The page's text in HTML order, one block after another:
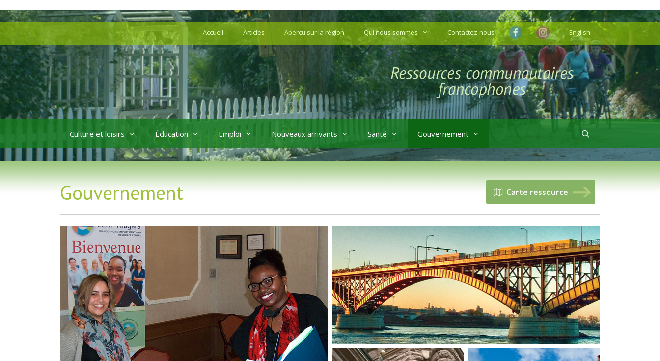
Aller
Aller
Accueil Articles Aperçu sur la région Qui nous sommes Contactez-nous English
Culture et loisirs Éducation Emploi Nouveaux arrivants Santé Gouvernement
Gouvernement Carte ressource